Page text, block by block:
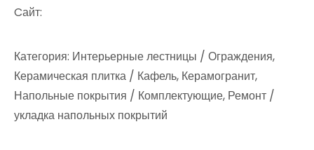
Cайт:
Категория: Интерьерные лестницы / Ограждения,
Керамическая плитка / Кафель, Керамогранит,
Напольные покрытия / Комплектующие, Ремонт /
укладка напольных покрытий